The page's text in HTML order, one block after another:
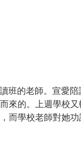
的老師。宣愛陪
來的。上週學校
而學校老師對她功